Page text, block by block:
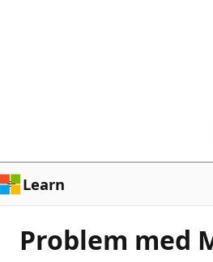
Learn
Problem med